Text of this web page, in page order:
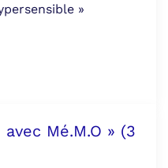
»
Mé.M.O » (3